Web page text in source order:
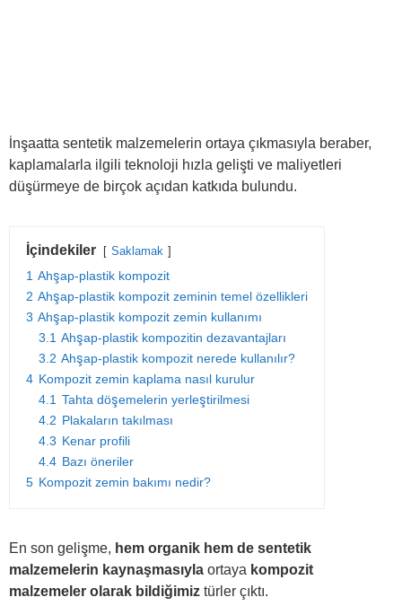
İnşaatta sentetik malzemelerin ortaya çıkmasıyla beraber,
kaplamalarla ilgili teknoloji hızla gelişti ve maliyetleri
düşürmeye de birçok açıdan katkıda bulundu.
İçindekiler Saklamak
1 Ahşap-plastik kompozit
2 Ahşap-plastik kompozit zeminin temel özellikleri
3 Ahşap-plastik kompozit zemin kullanımı
3.1 Ahşap-plastik kompozitin dezavantajları
3.2 Ahşap-plastik kompozit nerede kullanılır?
4 Kompozit zemin kaplama nasıl kurulur
4.1 Tahta döşemelerin yerleştirilmesi
4.2 Plakaların takılması
4.3 Kenar profili
4.4 Bazı öneriler
5 Kompozit zemin bakımı nedir?
En son gelişme, hem organik hem de sentetik
malzemelerin kaynaşmasıyla ortaya kompozit
malzemeler olarak bildiğimiz türler çıktı.